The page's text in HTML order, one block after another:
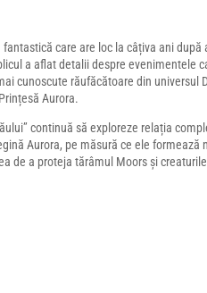
care are loc la câțiva ani după
a aflat detalii despre evenimentele
cunoscute răufăcătoare din universul
Aurora.
continuă să exploreze relația
Aurora, pe măsură ce ele formează
de a proteja tărâmul Moors și